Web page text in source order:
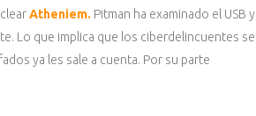
Atheniem. Pitman ha examinado el USB y
Lo que implica que los ciberdelincuentes se
ya les sale a cuenta. Por su parte